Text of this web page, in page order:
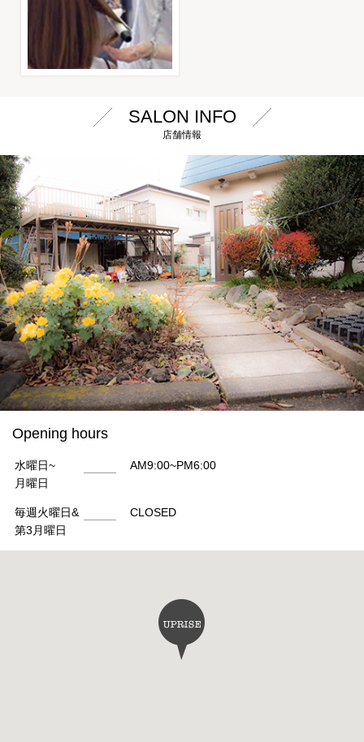
SALON INFO
店舗情報
Opening hours
水曜日~
月曜日
AM9:00~PM6:00
毎週火曜日&
第3月曜日
CLOSED